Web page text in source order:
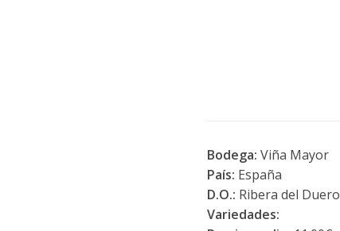
Bodega: Viña Mayor
País: España
D.O.: Ribera del Duero
Variedades: